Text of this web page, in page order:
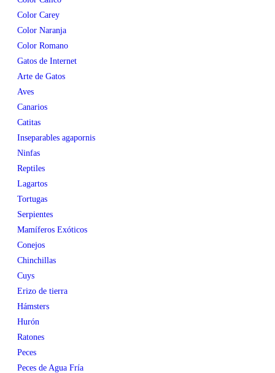
Color Carey
Color Naranja
Color Romano
Gatos de Internet
Arte de Gatos
Aves
Canarios
Catitas
Inseparables agapornis
Ninfas
Reptiles
Lagartos
Tortugas
Serpientes
Mamíferos Exóticos
Conejos
Chinchillas
Cuys
Erizo de tierra
Hámsters
Hurón
Ratones
Peces
Peces de Agua Fría